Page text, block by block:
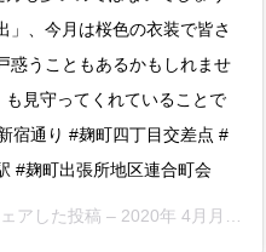
」、今月は桜色の衣装で皆さ
惑うこともあるかもしれませ
見守ってくれていることで
宿通り #麹町四丁目交差点 #
#麹町出張所地区連合町会
アした投稿 – 2020年 4月月1日午後10時07分PDT